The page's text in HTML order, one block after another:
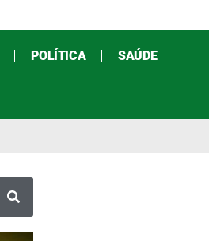
POLÍTICA SAÚDE